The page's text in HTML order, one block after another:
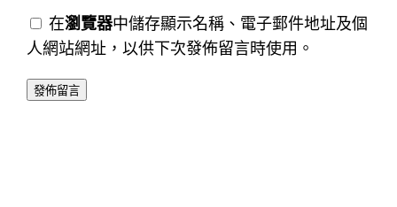
在瀏覽器中儲存顯示名稱、電子郵件地址及個
人網站網址，以供下次發佈留言時使用。